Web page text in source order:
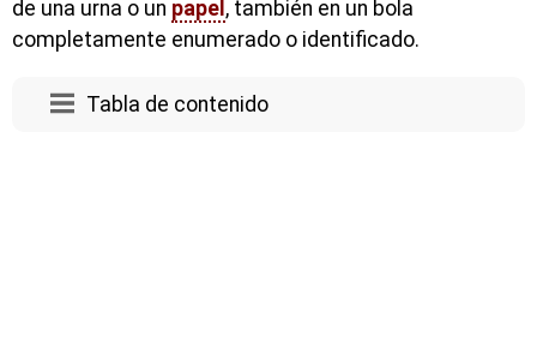
de una urna o un papel , también en un bola
completamente enumerado o identificado.
Tabla de contenido